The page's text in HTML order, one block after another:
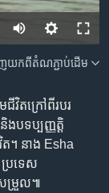
យក​ពី​តំណភ្ជាប់​ដើម
ជីវិត​ក្រៅ​ពី​របរ​
ង​បទប្បញ្ញត្តិ​
ត។ នាង Esha
រទេស​
សម្រួល៕